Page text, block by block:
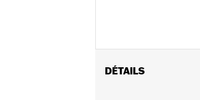
DÉTAILS